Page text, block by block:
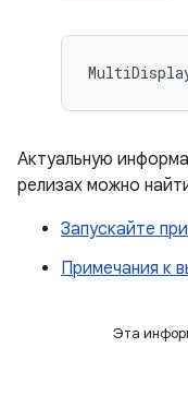
Актуальную
релизах можно
Запускайте
Примечания к
Эта